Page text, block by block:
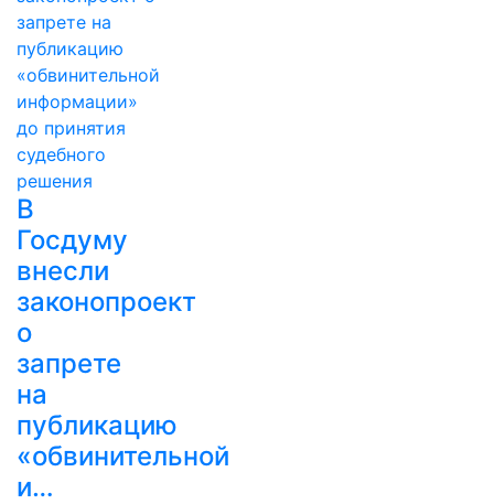
В
Госдуму
внесли
законопроект
о
запрете
на
публикацию
«обвинительной
и…